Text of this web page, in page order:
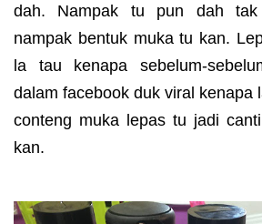
dah. Nampak tu pun dah
nampak bentuk muka tu kan.
la tau kenapa sebelum-
dalam facebook duk viral kenapa
conteng muka lepas tu jadi
kan.